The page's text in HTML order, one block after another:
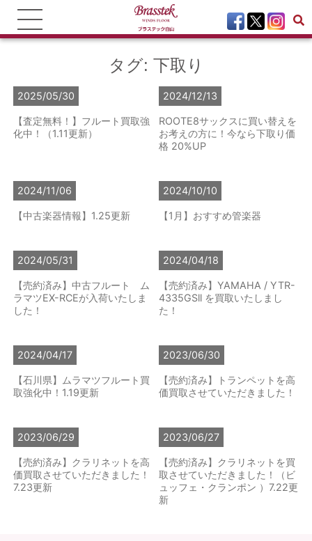
タグ: 下取り
2025/05/30
【査定無料！】フルート買取強
化中！（1.11更新）
2024/12/13
ROOTE8サックスに買い替えを
お考えの方に！今なら下取り価
格 20%UP
2024/11/06
【中古楽器情報】1.25更新
2024/10/10
【1月】おすすめ管楽器
2024/05/31
【売約済み】中古フルート ム
ラマツEX-RCEが入荷いたしま
した！
2024/04/18
【売約済み】YAMAHA / YTR-
4335GSll を買取いたしまし
た！
2024/04/17
【石川県】ムラマツフルート買
取強化中！1.19更新
2023/06/30
【売約済み】トランペットを高
価買取させていただきました！
2023/06/29
【売約済み】クラリネットを高
価買取させていただきました！
7.23更新
2023/06/27
【売約済み】クラリネットを買
取させていただきました！（ビ
ュッフェ・クランポン ）7.22更
新